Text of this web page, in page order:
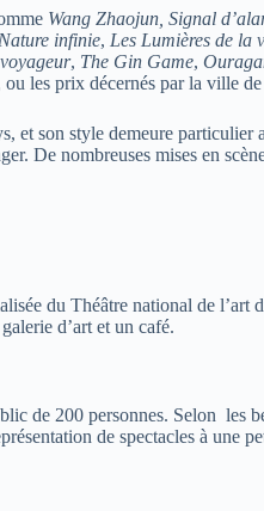
Wang Zhaojun, Signal
Nature infinie, Les Lumières de la
, The Gin Game,
les prix décernés par la ville
et son style demeure
De nombreuses mises en
du Théâtre national de
d’art et un café.
de 200 personnes. Selon les
de spectacles à